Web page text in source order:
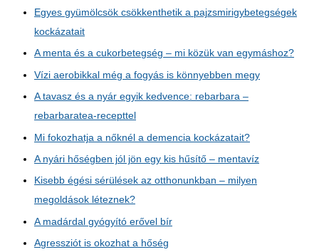
Egyes gyümölcsök csökkenthetik a pajzsmirigybetegségek
kockázatait
A menta és a cukorbetegség – mi közük van egymáshoz?
Vízi aerobikkal még a fogyás is könnyebben megy
A tavasz és a nyár egyik kedvence: rebarbara –
rebarbaratea-recepttel
Mi fokozhatja a nőknél a demencia kockázatait?
A nyári hőségben jól jön egy kis hűsítő – mentavíz
Kisebb égési sérülések az otthonunkban – milyen
megoldások léteznek?
A madárdal gyógyító erővel bír
Agressziót is okozhat a hőség